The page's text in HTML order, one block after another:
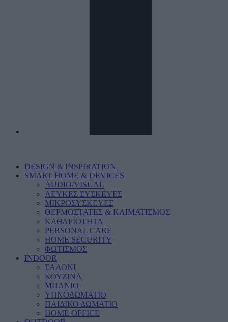
DESIGN & INSPIRATION
SMART HOME & DEVICES
AUDIO/VISUAL
ΛΕΥΚΕΣ ΣΥΣΚΕΥΕΣ
ΜΙΚΡΟΣΥΣΚΕΥΕΣ
ΘΕΡΜΟΣΤΑΤΕΣ & ΚΛΙΜΑΤΙΣΜΟΣ
ΚΑΘΑΡΙΟΤΗΤΑ
PERSONAL CARE
HOME SECURITY
ΦΩΤΙΣΜΟΣ
INDOOR
ΣΑΛΟΝΙ
ΚΟΥΖΙΝΑ
ΜΠΑΝΙΟ
ΥΠΝΟΔΩΜΑΤΙΟ
ΠΑΙΔΙΚΟ ΔΩΜΑΤΙΟ
HOME OFFICE